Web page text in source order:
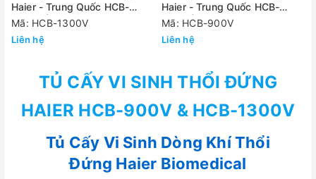
Haier - Trung Quốc HCB-
1300V | 1.3M
Mã: HCB-1300V
Liên hệ
Haier - Trung Quốc HCB-
900V | 0.9M
Mã: HCB-900V
Liên hệ
TỦ CẤY VI SINH THỔI ĐỨNG
HAIER HCB-900V & HCB-1300V
Tủ Cấy Vi Sinh Dòng Khí Thổi
Đứng Haier Biomedical